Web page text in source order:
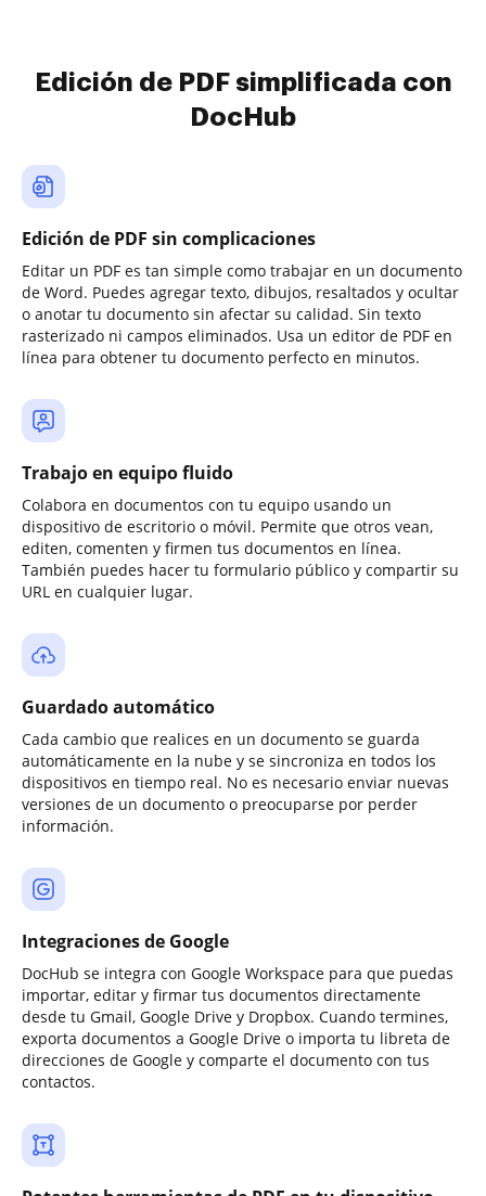
Edición de PDF simplificada con
DocHub
Edición de PDF sin complicaciones
Editar un PDF es tan simple como trabajar en un documento
de Word. Puedes agregar texto, dibujos, resaltados y ocultar
o anotar tu documento sin afectar su calidad. Sin texto
rasterizado ni campos eliminados. Usa un editor de PDF en
línea para obtener tu documento perfecto en minutos.
Trabajo en equipo fluido
Colabora en documentos con tu equipo usando un
dispositivo de escritorio o móvil. Permite que otros vean,
editen, comenten y firmen tus documentos en línea.
También puedes hacer tu formulario público y compartir su
URL en cualquier lugar.
Guardado automático
Cada cambio que realices en un documento se guarda
automáticamente en la nube y se sincroniza en todos los
dispositivos en tiempo real. No es necesario enviar nuevas
versiones de un documento o preocuparse por perder
información.
Integraciones de Google
DocHub se integra con Google Workspace para que puedas
importar, editar y firmar tus documentos directamente
desde tu Gmail, Google Drive y Dropbox. Cuando termines,
exporta documentos a Google Drive o importa tu libreta de
direcciones de Google y comparte el documento con tus
contactos.